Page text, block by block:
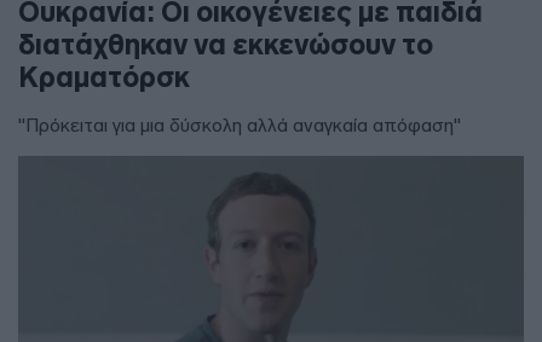
Ουκρανία: Οι οικογένειες με παιδιά
διατάχθηκαν να εκκενώσουν το
Κραματόρσκ
"Πρόκειται για μια δύσκολη αλλά αναγκαία απόφαση"